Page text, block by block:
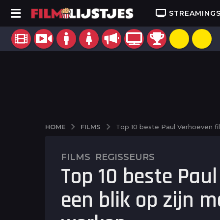
HOME FILMS Top 10 beste Paul Verhoeven
2
j
a
r
FILMS ,REGISSEURS
Top 10 beste
een blik op zijn